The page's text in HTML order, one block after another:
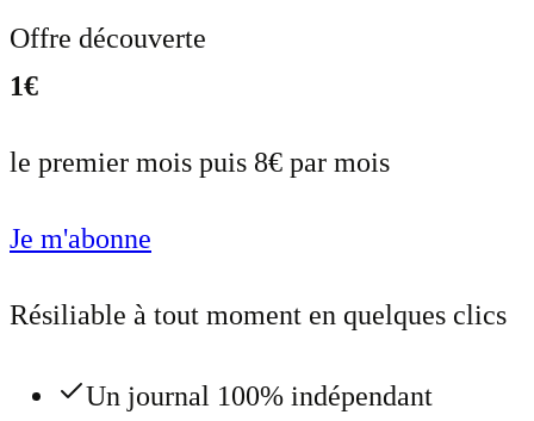
Offre découverte
1€
le premier mois puis 8€ par mois
Je m'abonne
Résiliable à tout moment en quelques clics
Un journal 100% indépendant